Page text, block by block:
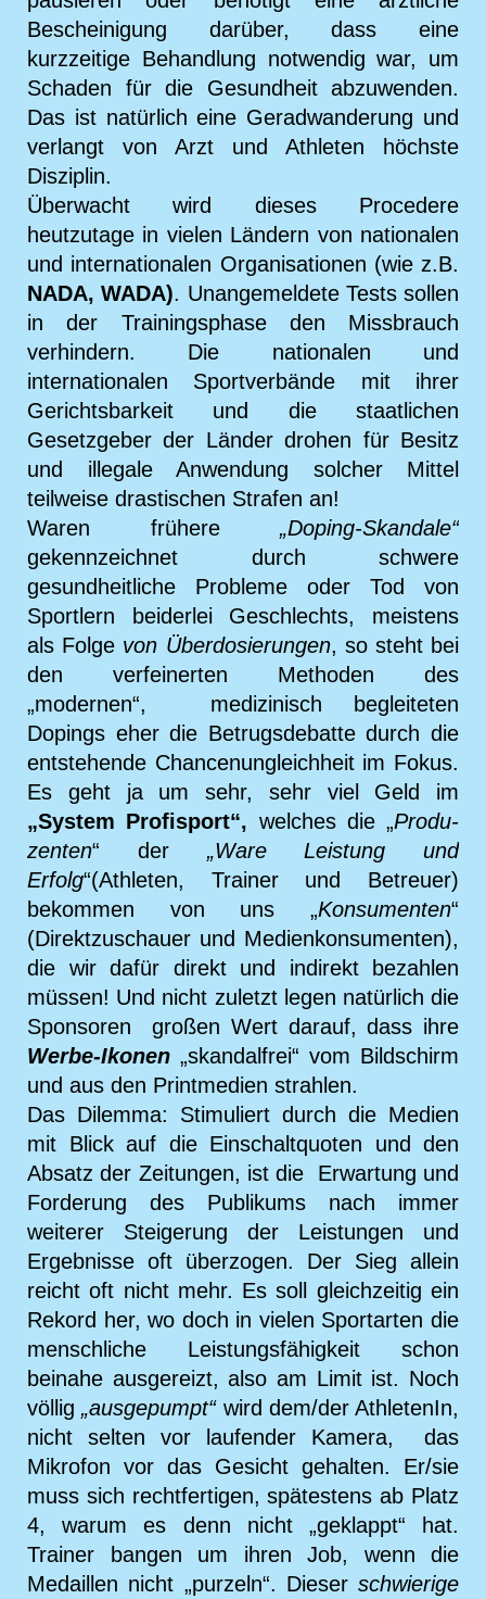
Bescheinigung darüber, dass eine
kurzzeitige Behandlung notwendig war, um
Schaden für die Gesundheit abzuwenden.
Das ist natürlich eine Geradwanderung und
verlangt von Arzt und Athleten höchste
Disziplin.
Überwacht wird dieses Procedere
heutzutage in vielen Ländern von nationalen
und internationalen Organisationen (wie z.B.
NADA, WADA). Unangemeldete Tests sollen
in der Trainingsphase den Missbrauch
verhindern. Die nationalen und
internationalen Sportverbände mit ihrer
Gerichtsbarkeit und die staatlichen
Gesetzgeber der Länder drohen für Besitz
und illegale Anwendung solcher Mittel
teilweise drastischen Strafen an!
Waren frühere „Doping-Skandale“
gekennzeichnet durch schwere
gesundheitliche Probleme oder Tod von
Sportlern beiderlei Geschlechts, meistens
als Folge von Überdosierungen, so steht bei
den verfeinerten Methoden des
„modernen“, medizinisch begleiteten
Dopings eher die Betrugsdebatte durch die
entstehende Chancenungleichheit im Fokus.
Es geht ja um sehr, sehr viel Geld im
„System Profisport“, welches die „Produ-
zenten“ der „Ware Leistung und
Erfolg“(Athleten, Trainer und Betreuer)
bekommen von uns „Konsumenten“
(Direktzuschauer und Medienkonsumenten),
die wir dafür direkt und indirekt bezahlen
müssen! Und nicht zuletzt legen natürlich die
Sponsoren großen Wert darauf, dass ihre
Werbe-Ikonen „skandalfrei“ vom Bildschirm
und aus den Printmedien strahlen.
Das Dilemma: Stimuliert durch die Medien
mit Blick auf die Einschaltquoten und den
Absatz der Zeitungen, ist die Erwartung und
Forderung des Publikums nach immer
weiterer Steigerung der Leistungen und
Ergebnisse oft überzogen. Der Sieg allein
reicht oft nicht mehr. Es soll gleichzeitig ein
Rekord her, wo doch in vielen Sportarten die
menschliche Leistungsfähigkeit schon
beinahe ausgereizt, also am Limit ist. Noch
völlig„ausgepumpt“wird dem/der AthletenIn,
nicht selten vor laufender Kamera, das
Mikrofon vor das Gesicht gehalten. Er/sie
muss sich rechtfertigen, spätestens ab Platz
4, warum es denn nicht „geklappt“ hat.
Trainer bangen um ihren Job, wenn die
Medaillen nicht „purzeln“. Dieser schwierige